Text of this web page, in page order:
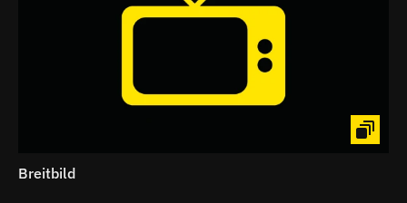
Breitbild